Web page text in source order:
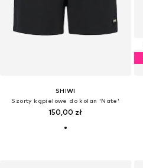
SHIWI
Szorty kąpielowe do kolan 'Nate'
150,00 zł